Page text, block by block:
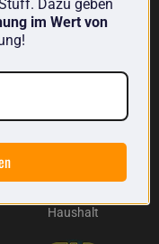
von uns:
Haushalt
Dazu geben
im Wert von